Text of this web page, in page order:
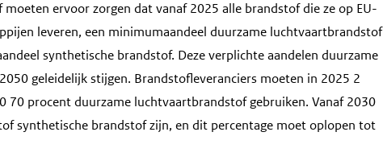
ervoor zorgen dat vanaf 2025 alle brandstof die ze op EU-
leveren, een minimumaandeel duurzame luchtvaartbrandstof
synthetische brandstof. Deze verplichte aandelen duurzame
geleidelijk stijgen. Brandstofleveranciers moeten in 2025 2
70 procent duurzame luchtvaartbrandstof gebruiken. Vanaf 2030
synthetische brandstof zijn, en dit percentage moet oplopen tot